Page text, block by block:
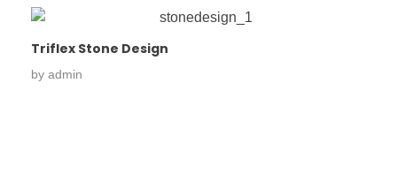
Triflex Stone Design
by admin